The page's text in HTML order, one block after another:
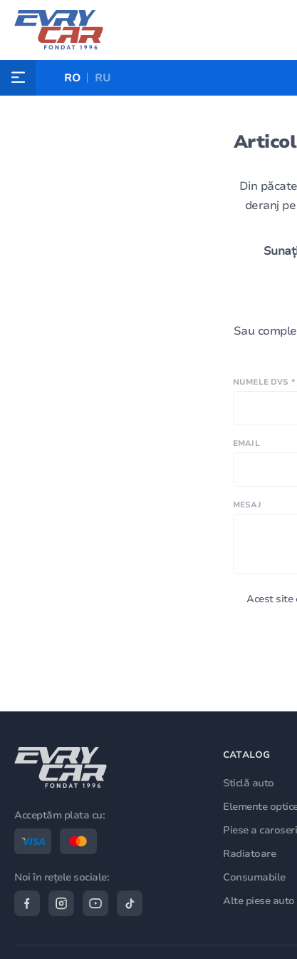
RO RU
Din
deranj
Sau
NUMELE DVS *
EMAIL
MESAJ
Acest site
Acceptăm plata cu:
Noi în rețele sociale:
CATALOG
Sticlă auto
Elemente
Piese a
Radiatoare
Consumabile
Alte piese auto